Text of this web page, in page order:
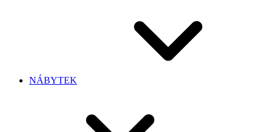
NÁBYTEK